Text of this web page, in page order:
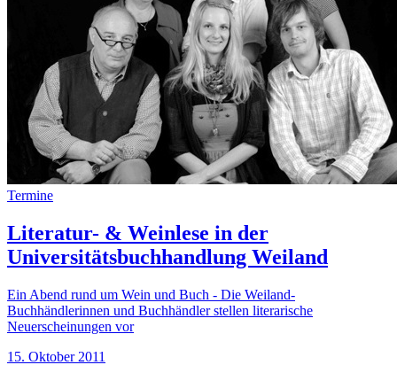
Termine
Literatur- & Weinlese in der
Universitätsbuchhandlung Weiland
Ein Abend rund um Wein und Buch - Die Weiland-
Buchhändlerinnen und Buchhändler stellen literarische
Neuerscheinungen vor
15. Oktober 2011